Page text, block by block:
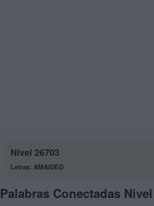
Nivel 26703
Letras: AMAIDED
Palabras Conectadas